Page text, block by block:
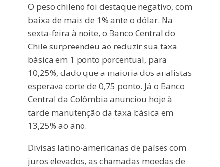
O peso chileno foi destaque negativo, com
baixa de mais de 1% ante o dólar. Na
sexta-feira à noite, o Banco Central do
Chile surpreendeu ao reduzir sua taxa
básica em 1 ponto porcentual, para
10,25%, dado que a maioria dos analistas
esperava corte de 0,75 ponto. Já o Banco
Central da Colômbia anunciou hoje à
tarde manutenção da taxa básica em
13,25% ao ano.
Divisas latino-americanas de países com
juros elevados, as chamadas moedas de